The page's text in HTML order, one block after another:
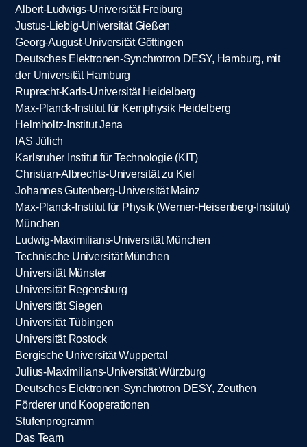
Albert-Ludwigs-Universität Freiburg
Justus-Liebig-Universität Gießen
Georg-August-Universität Göttingen
Deutsches Elektronen-Synchrotron DESY, Hamburg, mit
der Universität Hamburg
Ruprecht-Karls-Universität Heidelberg
Max-Planck-Institut für Kernphysik Heidelberg
Helmholtz-Institut Jena
IAS Jülich
Karlsruher Institut für Technologie (KIT)
Christian-Albrechts-Universität zu Kiel
Johannes Gutenberg-Universität Mainz
Max-Planck-Institut für Physik (Werner-Heisenberg-Institut)
München
Ludwig-Maximilians-Universität München
Technische Universität München
Universität Münster
Universität Regensburg
Universität Siegen
Universität Tübingen
Universität Rostock
Bergische Universität Wuppertal
Julius-Maximilians-Universität Würzburg
Deutsches Elektronen-Synchrotron DESY, Zeuthen
Förderer und Kooperationen
Stufenprogramm
Das Team